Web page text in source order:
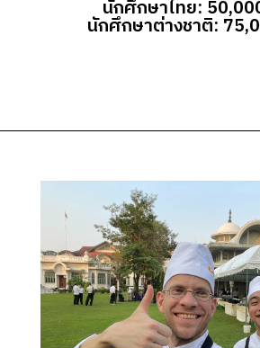
นักศึกษาไทย:
นักศึกษาต่างชาติ: